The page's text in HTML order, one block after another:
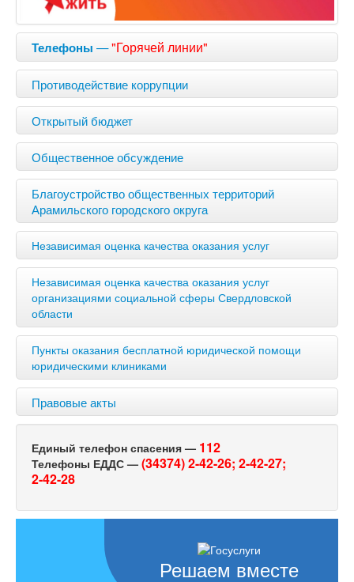
Телефоны —"Горячей линии"
Противодействие коррупции
Открытый бюджет
Общественное обсуждение
Благоустройство общественных территорий
Арамильского городского округа
Независимая оценка качества оказания услуг
Независимая оценка качества оказания услуг
организациями социальной сферы Свердловской
области
Пункты оказания бесплатной юридической помощи
юридическими клиниками
Правовые акты
Единый телефон спасения — 112
Телефоны ЕДДС — (34374) 2-42-26; 2-42-27;
2-42-28
Решаем вместе